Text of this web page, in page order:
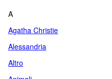
A
Agatha Christie
Alessandria
Altro